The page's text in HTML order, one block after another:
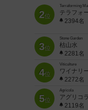
2位
Terraforming
テラフォ
2394名
3位
Stone Garden
枯山水
2281名
4位
Viticulture
ワイナリ
2272名
5位
Agricola
アグリコラ
2119名